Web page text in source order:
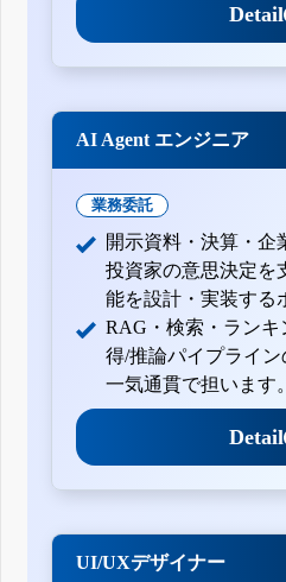
Detail
AI Agent エンジニア
業務委託
開示資料・決算・企
投資家の意思決定を
能を設計・実装する
RAG・検索・ランキ
得/推論パイプライ
一気通貫で担います。
Detail
UI/UXデザイナー